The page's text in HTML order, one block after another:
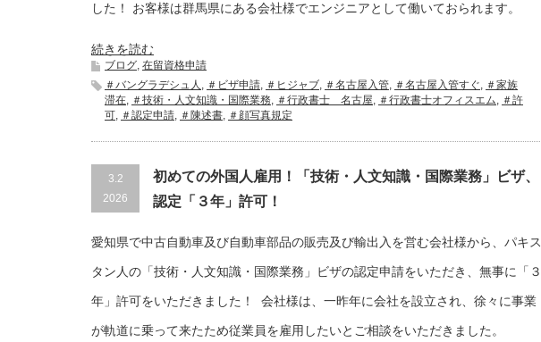
した！ お客様は群馬県にある会社様でエンジニアとして働いておられます。
続きを読む
ブログ, 在留資格申請
＃バングラデシュ人 , ＃ビザ申請, ＃ヒジャブ, ＃名古屋入管, ＃名古屋入管すぐ, ＃家族
滞在, ＃技術・人文知識・国際業務, ＃行政書士 名古屋, ＃行政書士オフィスエム, ＃許
可, ＃認定申請, ＃陳述書, ＃顔写真規定
3.2
2026
初めての外国人雇用！「技術・人文知識・国際業務」ビザ、
認定「３年」許可！
愛知県で中古自動車及び自動車部品の販売及び輸出入を営む会社様から、パキス
タン人の「技術・人文知識・国際業務」ビザの認定申請をいただき、無事に「３
年」許可をいただきました！ 会社様は、一昨年に会社を設立され、徐々に事業
が軌道に乗って来たため従業員を雇用したいとご相談をいただきました。